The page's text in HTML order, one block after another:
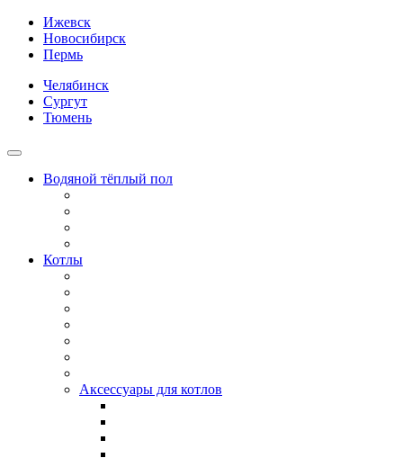
Ижевск
Новосибирск
Пермь
Челябинск
Сургут
Тюмень
Водяной тёплый пол
Котлы
Аксессуары для котлов